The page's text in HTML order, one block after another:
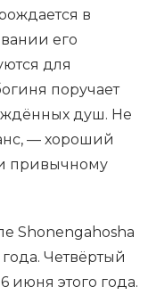
в
его
для
поручает
душ. Не
— хороший
привычному
Shonengahosha
Четвёртый
июня этого года.